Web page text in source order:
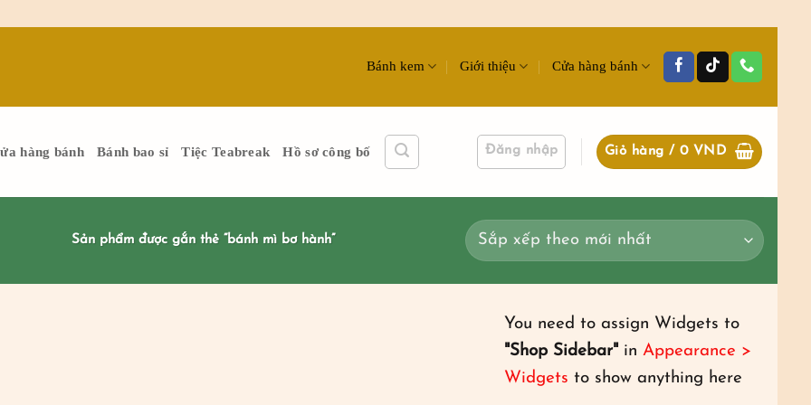
Bánh kem Giới thiệu Cửa hàng bánh
hàng bánh Bánh bao sỉ Tiệc Teabreak Hồ sơ công bố Đăng nhập Giỏ hàng /0 VND
Sản phẩm được gắn thẻ “bánh mì bơ hành”
You need to assign Widgets to
"Shop Sidebar"in Appearance >
Widgets to show anything here